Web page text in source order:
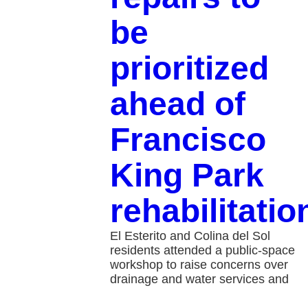
be
prioritized
ahead of
Francisco
King Park
El Esterito and Colina del Sol
residents attended a public-space
workshop to raise concerns over
drainage and water services and